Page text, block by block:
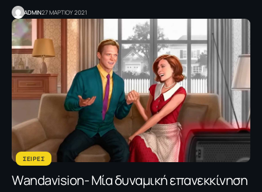
ADMIN27 ΜΑΡΤΙΟΥ 2021
ΣΕΙΡΕΣ
Wandavision- Μία δυναμική επανεκκίνηση